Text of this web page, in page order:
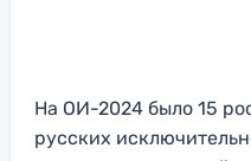
На ОИ-2024 было 15
русских